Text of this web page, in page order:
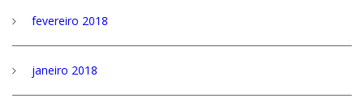
fevereiro 2018
janeiro 2018